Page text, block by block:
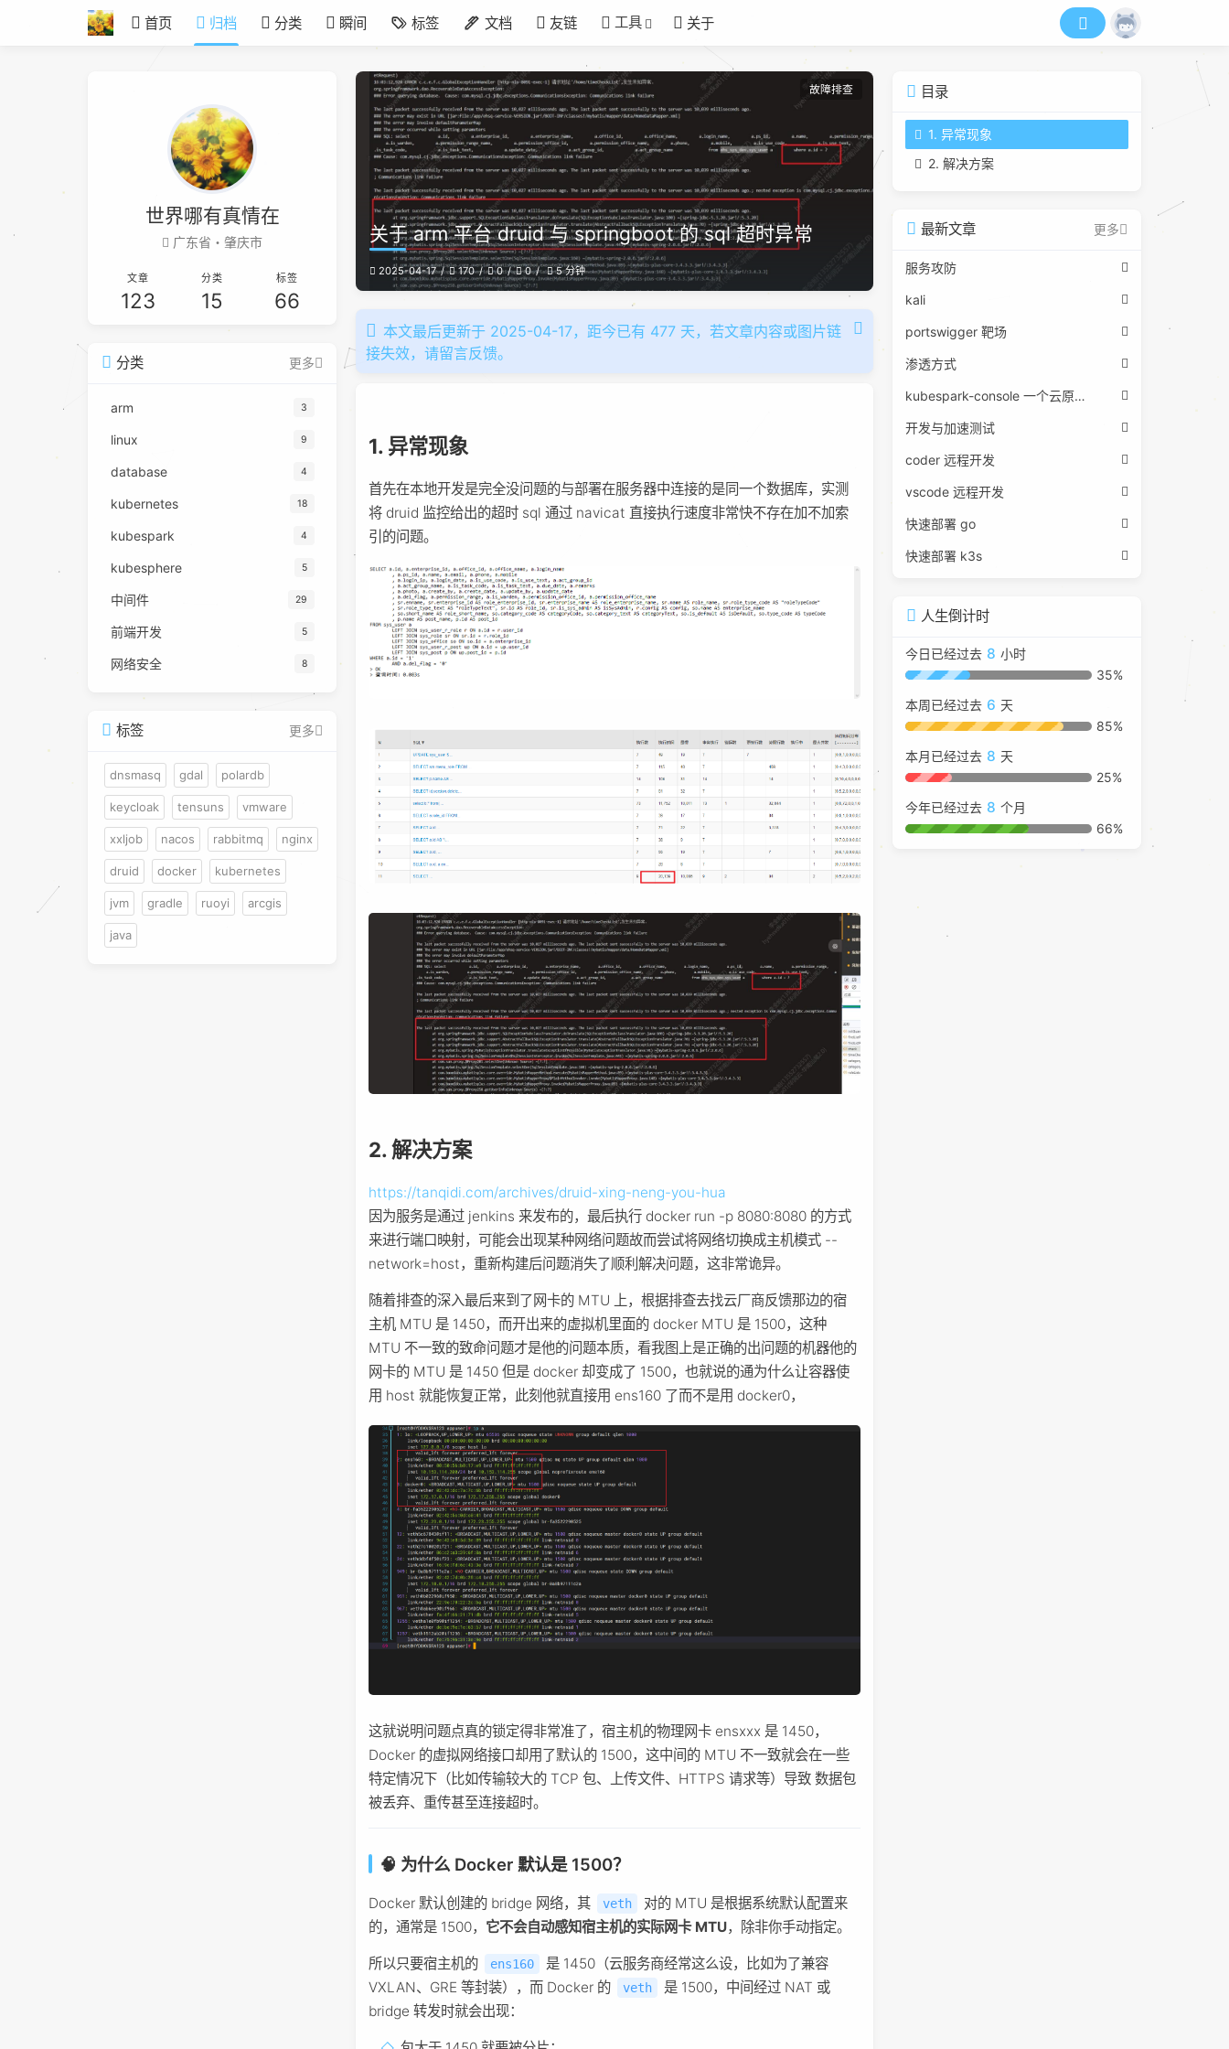
首页 归档 分类 瞬间 标签 文档 友链 工具 关于
故障排查
关于 arm 平台 druid 与 springboot 的 sql 超时异常
2025-04-17 170 0 0 5 分钟
本文最后更新于 2025-04-17，距今已有 477 天，若文章内容或图片链
接失效，请留言反馈。
1. 异常现象
首先在本地开发是完全没问题的与部署在服务器中连接的是同一个数据库，实测
将 druid 监控给出的超时 sql 通过 navicat 直接执行速度非常快不存在加不加索
引的问题。
2. 解决方案
https://tanqidi.com/archives/druid-xing-neng-you-hua
因为服务是通过 jenkins 来发布的，最后执行 docker run -p 8080:8080 的方式
来进行端口映射，可能会出现某种网络问题故而尝试将网络切换成主机模式 --
network=host，重新构建后问题消失了顺利解决问题，这非常诡异。
随着排查的深入最后来到了网卡的 MTU 上，根据排查去找云厂商反馈那边的宿
主机 MTU 是 1450，而开出来的虚拟机里面的 docker MTU 是 1500，这种
MTU 不一致的致命问题才是他的问题本质，看我图上是正确的出问题的机器他的
网卡的 MTU 是 1450 但是 docker 却变成了 1500，也就说的通为什么让容器使
用 host 就能恢复正常，此刻他就直接用 ens160 了而不是用 docker0，
这就说明问题点真的锁定得非常准了，宿主机的物理网卡 ensxxx 是 1450，
Docker 的虚拟网络接口却用了默认的 1500，这中间的 MTU 不一致就会在一些
特定情况下（比如传输较大的 TCP 包、上传文件、HTTPS 请求等）导致 数据包
被丢弃、重传甚至连接超时。
🧠 为什么 Docker 默认是 1500？
Docker 默认创建的 bridge 网络，其 veth
对的 MTU 是根据系统默认配置来
的，通常是 1500， 它不会自动感知宿主机的实际网卡 MTU，除非你手动指定。
所以只要宿主机的 ens160
是 1450（云服务商经常这么设，比如为了兼容
VXLAN、GRE 等封装），而 Docker 的
veth
是 1500，中间经过 NAT 或
bridge 转发时就会出现：
世界哪有真情在
广东省・肇庆市
文章
123
分类
15
标签
66
分类 更多
arm 3
linux 9
database 4
kubernetes 18
kubespark 4
kubesphere 5
中间件 29
前端开发 5
网络安全 8
标签 更多
dnsmasq gdal polardb
keycloak tensuns vmware
xxljob nacos rabbitmq nginx
druid docker kubernetes
jvm gradle ruoyi arcgis
java
目录
1. 异常现象
2. 解决方案
最新文章 更多
服务攻防
kali
portswigger 靶场
渗透方式
kubespark-console 一个云原生控制台的重构实践
开发与加速测试
coder 远程开发
vscode 远程开发
快速部署 go
快速部署 k3s
人生倒计时
今日已经过去 8 小时
35%
本周已经过去 6 天
85%
本月已经过去 8 天
25%
今年已经过去 8 个月
66%